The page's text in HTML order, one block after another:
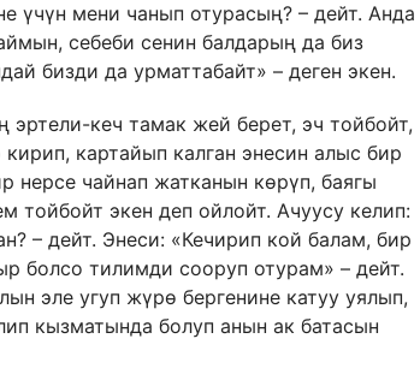
үчүн мени чанып отурасың? – дейт. Анда
себеби сенин балдарың да биз
бизди да урматтабайт» – деген экен.
эртели-кеч тамак жей берет, эч тойбойт,
картайып калган энесин алыс бир
нерсе чайнап жатканын көрүп, баягы
тойбойт экен деп ойлойт. Ачуусу келип:
– дейт. Энеси: «Кечирип кой балам, бир
болсо тилимди сооруп отурам» – дейт.
эле угуп жүрө бергенине катуу уялып,
кызматында болуп анын ак батасын